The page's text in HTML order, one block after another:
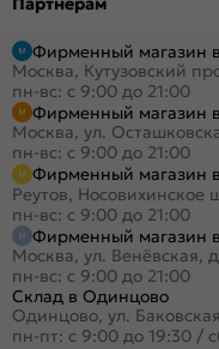
Фирменный магазин
Москва, Кутузовский
пн-вс: с 9:00 до 21:00
Фирменный магазин
Москва, ул.
пн-вс: с 9:00 до 21:00
Фирменный магазин
Реутов, Носовихинское
пн-вс: с 9:00 до 21:00
Фирменный магазин
Москва, ул. Венёвская,
пн-вс: с 9:00 до 21:00
Склад в Одинцово
Одинцово, ул.
пн-пт: с 9:00 до 19:30 /